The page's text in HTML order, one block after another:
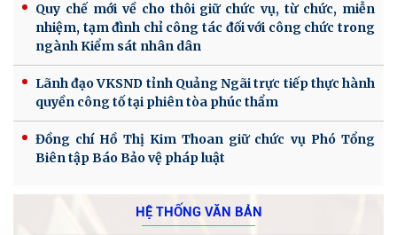
Quy chế mới về cho thôi giữ chức vụ, từ chức, miễn
nhiệm, tạm đình chỉ công tác đối với công chức trong
ngành Kiểm sát nhân dân
Lãnh đạo VKSND tỉnh Quảng Ngãi trực tiếp thực hành
quyền công tố tại phiên tòa phúc thẩm
Đồng chí Hồ Thị Kim Thoan giữ chức vụ Phó Tổng
Biên tập Báo Bảo vệ pháp luật
HỆ THỐNG VĂN BẢN